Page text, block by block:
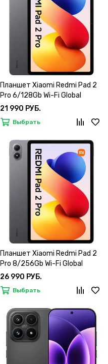
Планшет Xiaomi Redmi Pad 2
Pro 6/128Gb Wi-Fi Global
21 990 РУБ.
Выбрать
Планшет Xiaomi Redmi Pad 2
Pro 8/256Gb Wi-Fi Global
26 990 РУБ.
Выбрать